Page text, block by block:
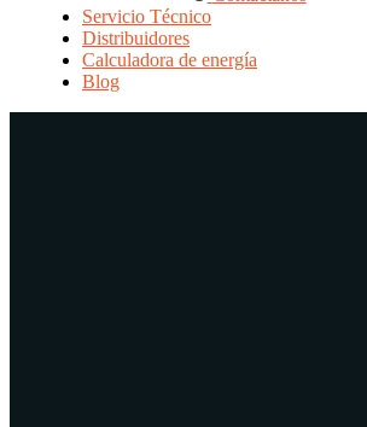
Servicio Técnico
Distribuidores
Calculadora de energía
Blog